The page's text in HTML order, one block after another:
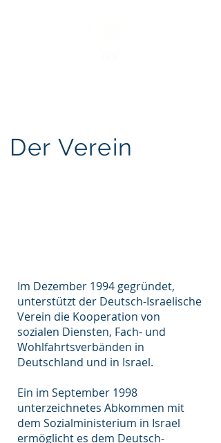
Der Verein
Im Dezember 1994 gegründet,
unterstützt der Deutsch-Israelische
Verein die Kooperation von
sozialen Diensten, Fach- und
Wohlfahrtsverbänden in
Deutschland und in Israel.
Ein im September 1998
unterzeichnetes Abkommen mit
dem Sozialministerium in Israel
ermöglicht es dem Deutsch-